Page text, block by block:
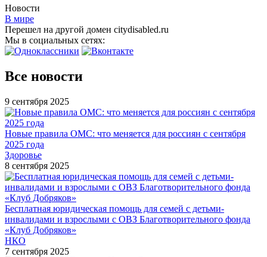
Новости
В мире
Перешел на другой домен citydisabled.ru
Мы в социальных сетях:
Все новости
9 сентября 2025
Новые правила ОМС: что меняется для россиян с сентября
2025 года
Здоровье
8 сентября 2025
Бесплатная юридическая помощь для семей с детьми-
инвалидами и взрослыми с ОВЗ Благотворительного фонда
«Клуб Добряков»
НКО
7 сентября 2025